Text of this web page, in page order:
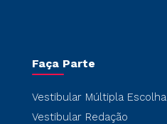
Faça Parte
Vestibular Múltipla Escolha
Vestibular Redação